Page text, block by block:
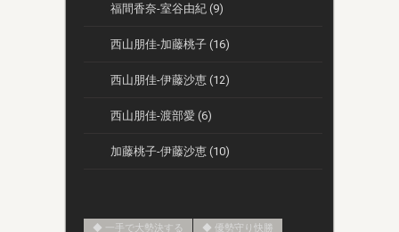
福間香奈-室谷由紀 (9)
西山朋佳-加藤桃子 (16)
西山朋佳-伊藤沙恵 (12)
西山朋佳-渡部愛 (6)
加藤桃子-伊藤沙恵 (10)
◆ 一手で大勢決する
◆ 優勢守り快勝